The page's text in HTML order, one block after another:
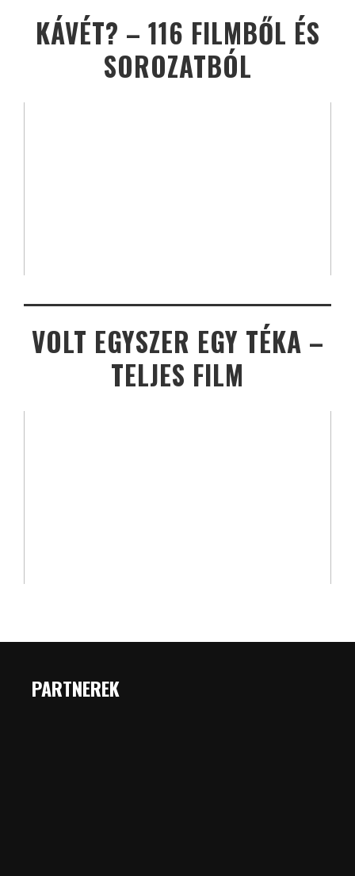
KÁVÉT? – 116 FILMBŐL ÉS
SOROZATBÓL
VOLT EGYSZER EGY TÉKA –
TELJES FILM
PARTNEREK